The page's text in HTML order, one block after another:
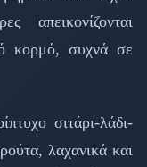
απεικονίζονται
κορμό, συχνά σε
σιτάρι-λάδι-
λαχανικά και